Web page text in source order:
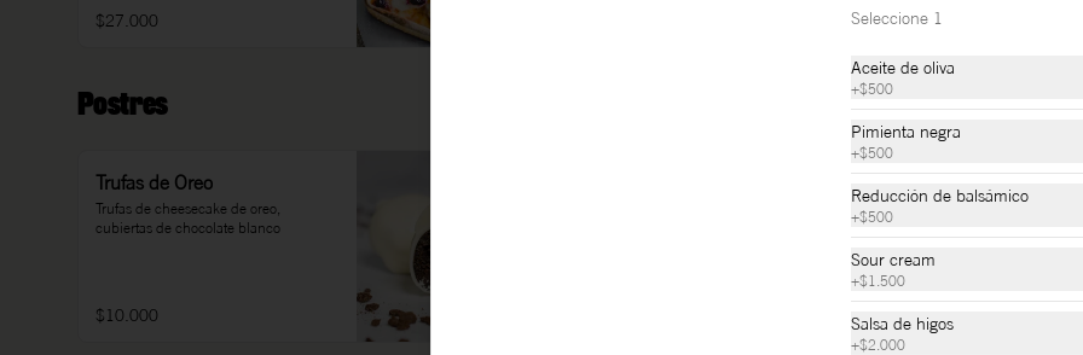
$27.000
Postres
Trufas de Oreo
Trufas de cheesecake de oreo,
cubiertas de chocolate blanco
$10.000
Seleccione 1
Aceite de oliva
+$500
Pimienta negra
+$500
Reducción de balsámico
+$500
Sour cream
+$1.500
Salsa de higos
+$2.000